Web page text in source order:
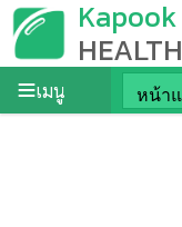
Kapook
HEALTH
เมนู